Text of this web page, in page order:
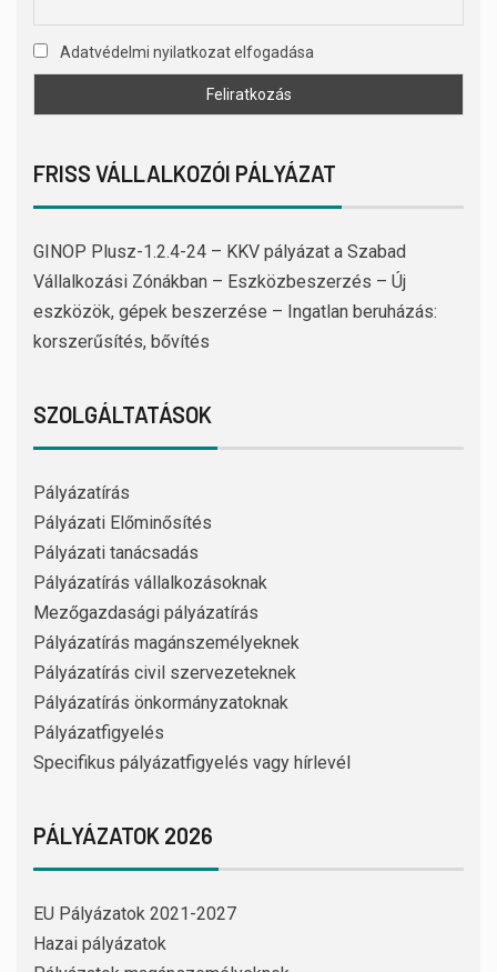
Adatvédelmi nyilatkozat elfogadása
FRISS VÁLLALKOZÓI PÁLYÁZAT
GINOP Plusz-1.2.4-24 – KKV pályázat a Szabad
Vállalkozási Zónákban – Eszközbeszerzés – Új
eszközök, gépek beszerzése – Ingatlan beruházás:
korszerűsítés, bővítés
SZOLGÁLTATÁSOK
Pályázatírás
Pályázati Előminősítés
Pályázati tanácsadás
Pályázatírás vállalkozásoknak
Mezőgazdasági pályázatírás
Pályázatírás magánszemélyeknek
Pályázatírás civil szervezeteknek
Pályázatírás önkormányzatoknak
Pályázatfigyelés
Specifikus pályázatfigyelés vagy hírlevél
PÁLYÁZATOK 2026
EU Pályázatok 2021-2027
Hazai pályázatok